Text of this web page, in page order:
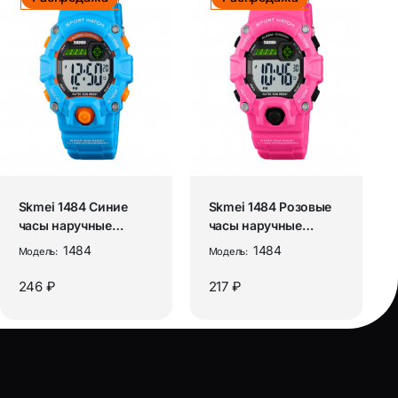
Skmei 1484 Синие
часы наручные
детские
Модель: 1484
246 ₽
Skmei 1484 Розовые
часы наручные
детские
Модель: 1484
217 ₽